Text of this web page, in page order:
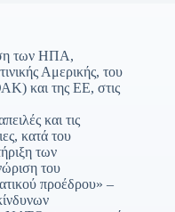
των ΗΠΑ,
Αμερικής, του
και της ΕΕ, στις
και τις
κατά του
των
του
προέδρου» –